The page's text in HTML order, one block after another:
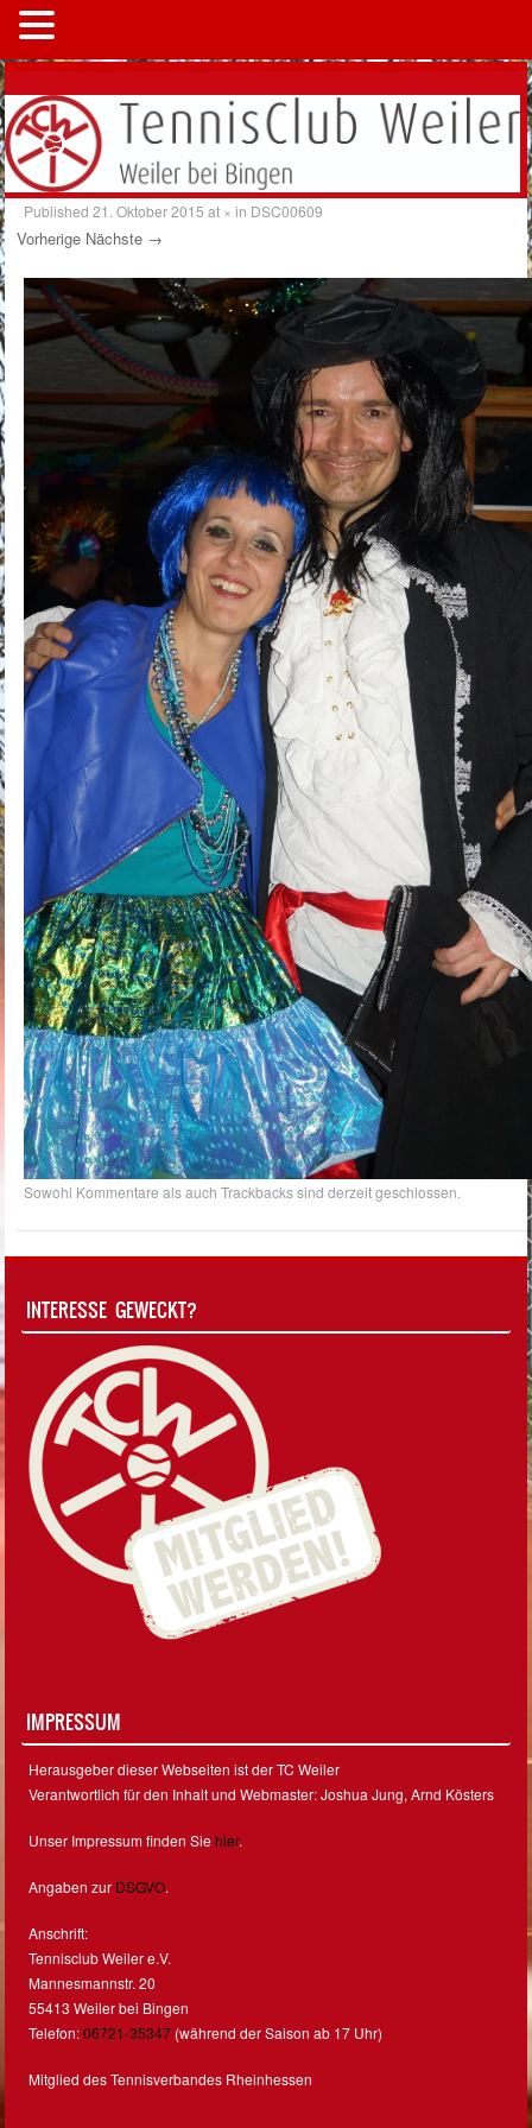
Published21. Oktober 2015 at ×in DSC00609
Vorherige Nächste →
Sowohl Kommentare als auch Trackbacks sind derzeit geschlossen.
INTERESSE GEWECKT?
IMPRESSUM
Herausgeber dieser Webseiten ist der TC Weiler
Verantwortlich für den Inhalt und Webmaster: Joshua Jung, Arnd Kösters
Unser Impressum finden Siehier.
Angaben zur DSGVO.
Anschrift:
Tennisclub Weiler e.V.
Mannesmannstr. 20
55413 Weiler bei Bingen
Telefon:06721-35347 (während der Saison ab 17 Uhr)
Mitglied des Tennisverbandes Rheinhessen